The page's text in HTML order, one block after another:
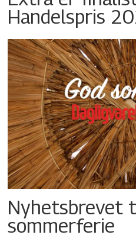
Handelspris
Nyhetsbrevet
sommerferie